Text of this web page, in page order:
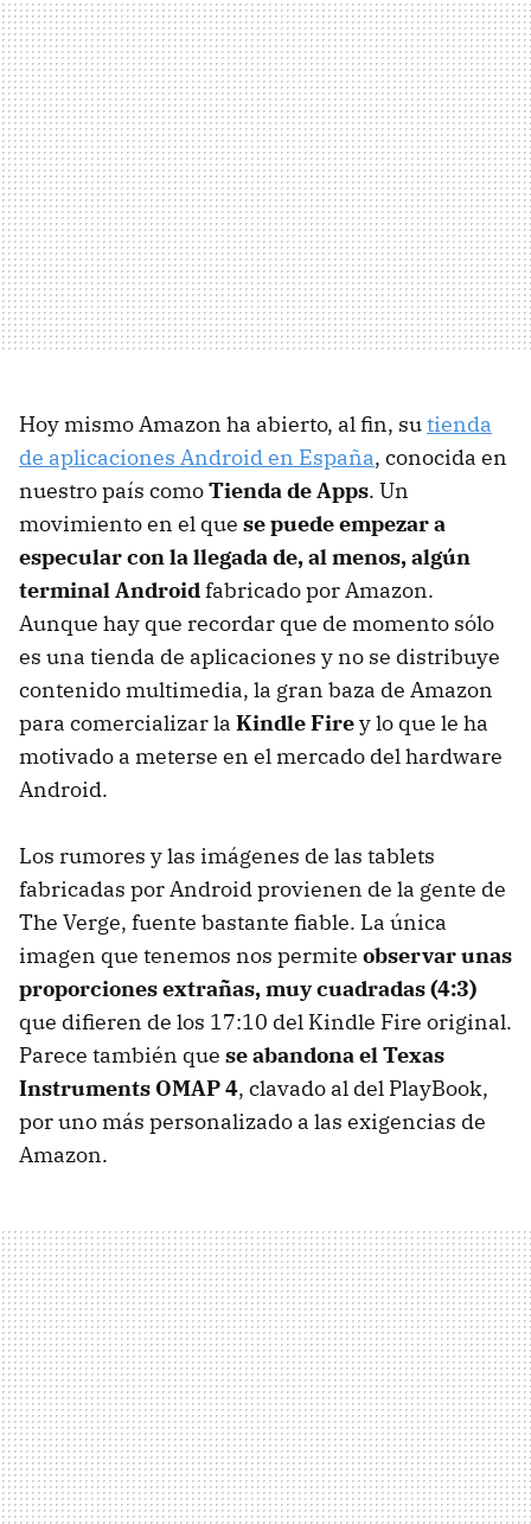
Hoy mismo Amazon ha abierto, al fin, sutienda
de aplicaciones Android en España, conocida en
nuestro país comoTienda de Apps. Un
movimiento en el que se puede empezar a
especular con la llegada de, al menos, algún
terminal Androidfabricado por Amazon.
Aunque hay que recordar que de momento sólo
es una tienda de aplicaciones y no se distribuye
contenido multimedia, la gran baza de Amazon
para comercializar la Kindle Firey lo que le ha
motivado a meterse en el mercado del hardware
Android.
Los rumores y las imágenes de las tablets
fabricadas por Android provienen de la gente de
The Verge, fuente bastante fiable. La única
imagen que tenemos nos permite observar unas
proporciones extrañas, muy cuadradas (4:3)
que difieren de los 17:10 del Kindle Fire original.
Parece también que se abandona el Texas
Instruments OMAP4, clavado al del PlayBook,
por uno más personalizado a las exigencias de
Amazon.